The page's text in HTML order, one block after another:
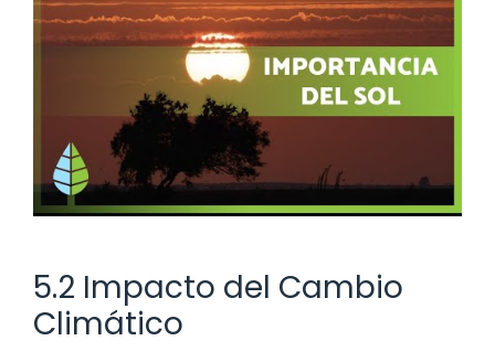
5.2 Impacto del Cambio
Climático